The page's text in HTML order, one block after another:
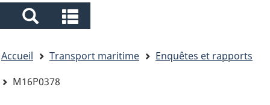
Search
and
menus
and
menus
êtes
ici
Accueil Transport maritime
Enquêtes et rapports
M16P0378